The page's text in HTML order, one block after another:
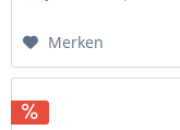
Merken